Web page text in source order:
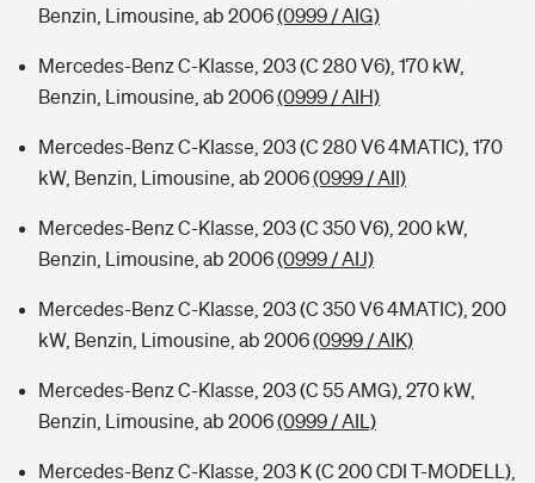
Benzin, Limousine, ab 2006(0999 / AIG)
Mercedes-Benz C-Klasse, 203 (C 280 V6), 170 kW,
Benzin, Limousine, ab 2006(0999 / AIH)
Mercedes-Benz C-Klasse, 203 (C 280 V6 4MATIC), 170
kW, Benzin, Limousine, ab 2006(0999 / AII)
Mercedes-Benz C-Klasse, 203 (C 350 V6), 200 kW,
Benzin, Limousine, ab 2006(0999 / AIJ)
Mercedes-Benz C-Klasse, 203 (C 350 V6 4MATIC), 200
kW, Benzin, Limousine, ab 2006(0999 / AIK)
Mercedes-Benz C-Klasse, 203 (C 55 AMG), 270 kW,
Benzin, Limousine, ab 2006(0999 / AIL)
Mercedes-Benz C-Klasse, 203 K (C 200 CDI T-MODELL),